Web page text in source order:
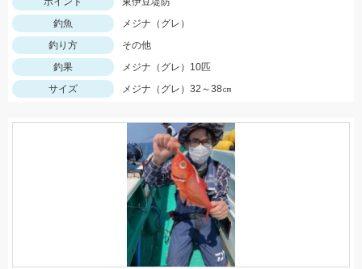
釣魚
メジナ（グレ）
釣り方
その他
釣果
メジナ（グレ）10匹
サイズ
メジナ（グレ）32～38㎝